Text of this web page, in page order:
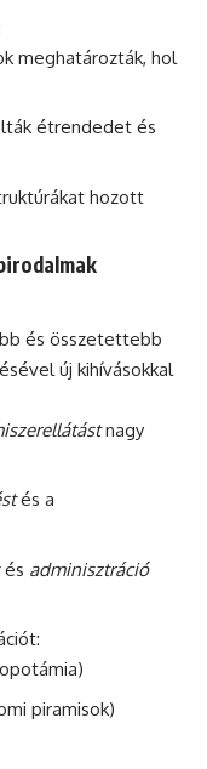
meghatározták, hol
étrendedet és
hozott
és összetettebb
új kihívásokkal
nagy
és a
és adminisztráció
piramisok)